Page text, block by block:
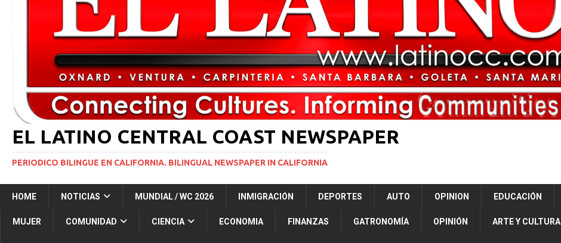
Potente tormenta invernal desatará la mayor nevada en lo que va del año en California NACIONALES
[ 6 agosto, 2026 ] Trump firma dos medidas ejecutivas para restringir la ciudadanía por nacimiento y el “turismo de parto”
[ 5 agosto, 2026 ] Resumen internacional INTERNACIONAL
EL LATINO CENTRAL COAST NEWSPAPER
PERIODICO BILINGUE EN CALIFORNIA. BILINGUAL NEWSPAPER IN CALIFORNIA
HOME NOTICIAS MUNDIAL / WC 2026 INMIGRACIÓN DEPORTES AUTO OPINION EDUCACIÓN
MUJER COMUNIDAD CIENCIA ECONOMIA FINANZAS GATRONOMÍA OPINIÓN ARTE Y CULTURA